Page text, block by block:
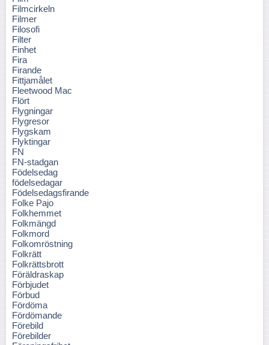
Filmcirkeln
Filmer
Filosofi
Filter
Finhet
Fira
Firande
Fittjamålet
Fleetwood Mac
Flört
Flygningar
Flygresor
Flygskam
Flyktingar
FN
FN-stadgan
Födelsedag
födelsedagar
Födelsedagsfirande
Folke Pajo
Folkhemmet
Folkmängd
Folkmord
Folkomröstning
Folkrätt
Folkrättsbrott
Föräldraskap
Förbjudet
Förbud
Fördöma
Fördömande
Förebild
Förebilder